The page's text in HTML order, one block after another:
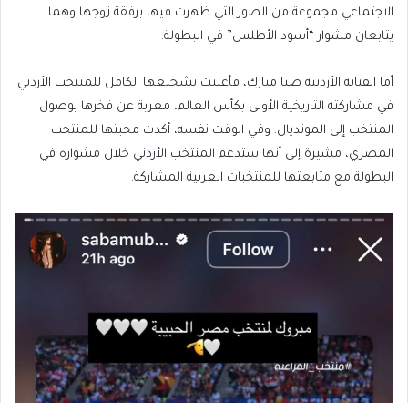
الاجتماعي مجموعة من الصور التي ظهرت فيها برفقة زوجها وهما
يتابعان مشوار “أسود الأطلس” في البطولة.
أما الفنانة الأردنية صبا مبارك، فأعلنت تشجيعها الكامل للمنتخب الأردني
في مشاركته التاريخية الأولى بكأس العالم، معربة عن فخرها بوصول
المنتخب إلى المونديال. وفي الوقت نفسه، أكدت محبتها للمنتخب
المصري، مشيرة إلى أنها ستدعم المنتخب الأردني خلال مشواره في
البطولة مع متابعتها للمنتخبات العربية المشاركة.